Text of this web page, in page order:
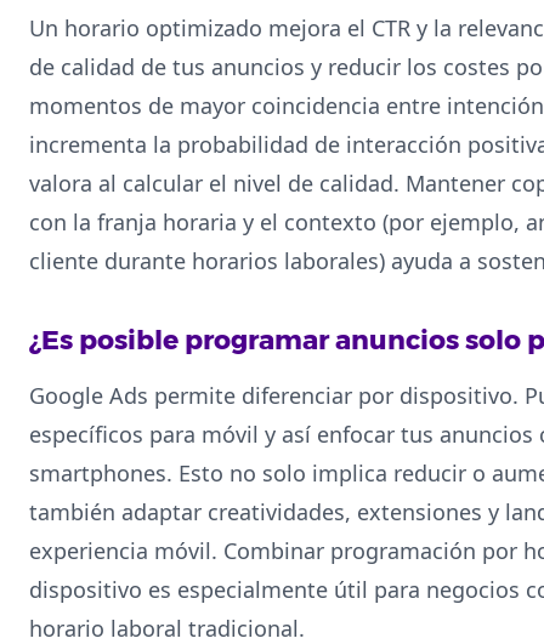
Un horario optimizado mejora el CTR y la
de calidad de tus anuncios y reducir los costes
momentos de mayor coincidencia entre
incrementa la probabilidad de interacción
valora al calcular el nivel de calidad. Mantener
con la franja horaria y el contexto (por ejemplo,
cliente durante horarios laborales) ayuda a
¿Es posible programar anuncios solo
Google Ads permite diferenciar por dispositivo.
específicos para móvil y así enfocar tus
smartphones. Esto no solo implica reducir o
también adaptar creatividades, extensiones y
experiencia móvil. Combinar programación por
dispositivo es especialmente útil para negocios
horario laboral tradicional.